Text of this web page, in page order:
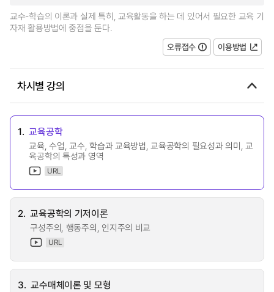
교수-학습의 이론과 실제 특히, 교육활동을 하는 데 있어서 필요한 교육 기
자재 활용방법에 중점을 둔다.
오류접수
이용방법
차시별 강의
1. 교육공학
교육, 수업, 교수, 학습과 교육방법, 교육공학의 필요성과 의미, 교
육공학의 특성과 영역
URL
2. 교육공학의 기저이론
구성주의, 행동주의, 인지주의 비교
URL
3. 교수매체이론 및 모형